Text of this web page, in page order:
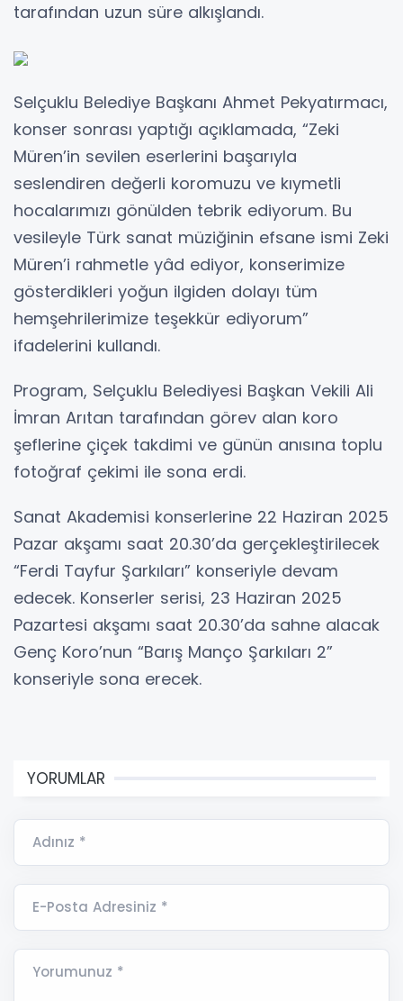
tarafından uzun süre alkışlandı.
Selçuklu Belediye Başkanı Ahmet Pekyatırmacı,
konser sonrası yaptığı açıklamada, “Zeki
Müren’in sevilen eserlerini başarıyla
seslendiren değerli koromuzu ve kıymetli
hocalarımızı gönülden tebrik ediyorum. Bu
vesileyle Türk sanat müziğinin efsane ismi Zeki
Müren’i rahmetle yâd ediyor, konserimize
gösterdikleri yoğun ilgiden dolayı tüm
hemşehrilerimize teşekkür ediyorum”
ifadelerini kullandı.
Program, Selçuklu Belediyesi Başkan Vekili Ali
İmran Arıtan tarafından görev alan koro
şeflerine çiçek takdimi ve günün anısına toplu
fotoğraf çekimi ile sona erdi.
Sanat Akademisi konserlerine 22 Haziran 2025
Pazar akşamı saat 20.30’da gerçekleştirilecek
“Ferdi Tayfur Şarkıları” konseriyle devam
edecek. Konserler serisi, 23 Haziran 2025
Pazartesi akşamı saat 20.30’da sahne alacak
Genç Koro’nun “Barış Manço Şarkıları 2”
konseriyle sona erecek.
YORUMLAR
Adınız *
E-Posta Adresiniz *
Yorumunuz *